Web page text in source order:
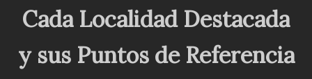
Cada Localidad Destacada
y sus Puntos de Referencia